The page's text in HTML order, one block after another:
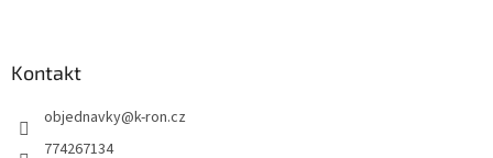
Kontakt
objednavky@k-ron.cz
774267134